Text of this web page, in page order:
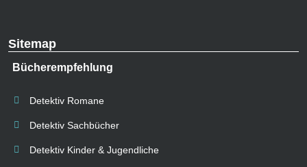
Sitemap
Bücherempfehlung
Detektiv Romane
Detektiv Sachbücher
Detektiv Kinder & Jugendliche